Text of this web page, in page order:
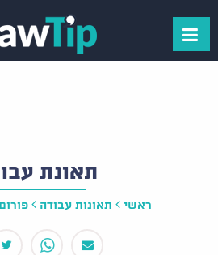
תאונת
ראשי תאונות עבודה